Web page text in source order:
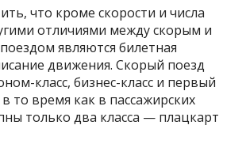
что кроме скорости и числа
отличиями между скорым и
являются билетная
движения. Скорый поезд
класс, бизнес-класс и первый
в то время как в пассажирских
только два класса — плацкарт